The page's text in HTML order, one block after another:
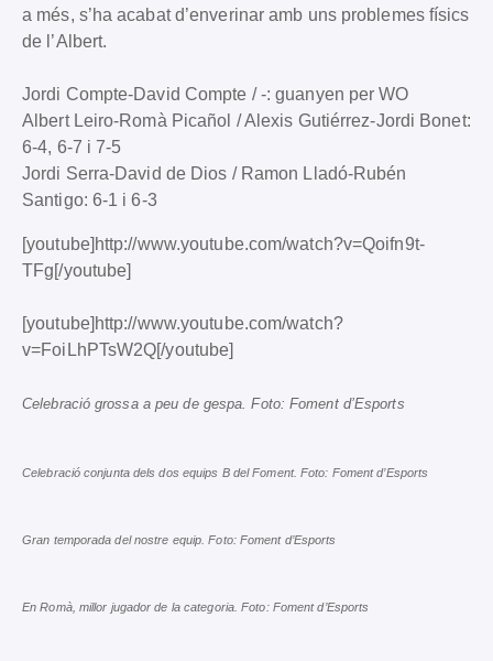
a més, s’ha acabat d’enverinar amb uns problemes físics
de l’Albert.
Jordi Compte-David Compte / -: guanyen per WO
Albert Leiro-Romà Picañol / Alexis Gutiérrez-Jordi Bonet:
6-4, 6-7 i 7-5
Jordi Serra-David de Dios / Ramon Lladó-Rubén
Santigo: 6-1 i 6-3
[youtube]http://www.youtube.com/watch?v=Qoifn9t-
TFg[/youtube]
[youtube]http://www.youtube.com/watch?
v=FoiLhPTsW2Q[/youtube]
Celebració grossa a peu de gespa. Foto: Foment d’Esports
Celebració conjunta dels dos equips B del Foment. Foto: Foment d’Esports
Gran temporada del nostre equip. Foto: Foment d’Esports
En Romà, millor jugador de la categoria. Foto: Foment d’Esports